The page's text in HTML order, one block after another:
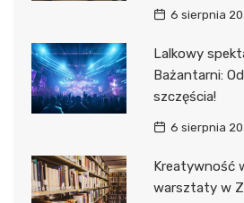
6 sierpnia
Lalkowy
Bażantarni:
szczęścia!
6 sierpnia
Kreatywność
warsztaty w